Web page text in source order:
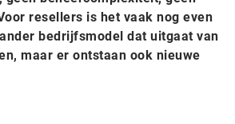
resellers is het vaak nog even
bedrijfsmodel dat uitgaat van
maar er ontstaan ook nieuwe